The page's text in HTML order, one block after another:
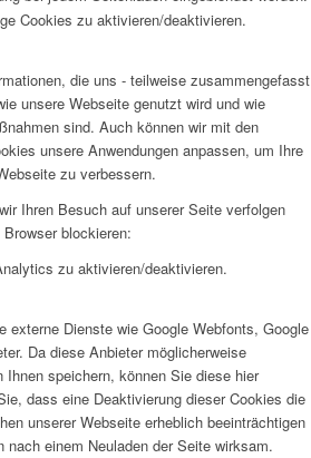
Cookies zu aktivieren/deaktivieren.
die uns - teilweise zusammengefasst
unsere Webseite genutzt wird und wie
sind. Auch können wir mit den
unsere Anwendungen anpassen, um Ihre
zu verbessern.
Ihren Besuch auf unserer Seite verfolgen
blockieren:
zu aktivieren/deaktivieren.
externe Dienste wie Google Webfonts, Google
Da diese Anbieter möglicherweise
Ihnen speichern, können Sie diese hier
dass eine Deaktivierung dieser Cookies die
unserer Webseite erheblich beeinträchtigen
nach einem Neuladen der Seite wirksam.